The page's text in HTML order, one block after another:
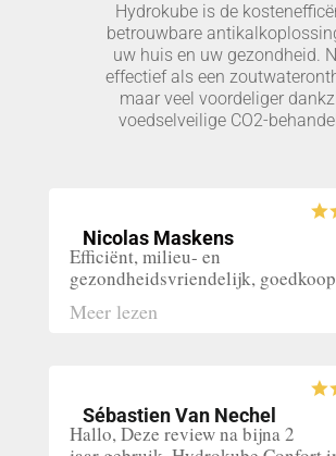
Hydrokube is de
betrouwbare
uw huis en uw gezondheid.
effectief als een
maar veel voordeliger
voedselveilige CO2-
Nicolas Maskens
Efficiënt, milieu- en
gezondheidsvriendelijk,
Meer lezen
Sébastien Van Nechel
Hallo, Deze review na bijna 2